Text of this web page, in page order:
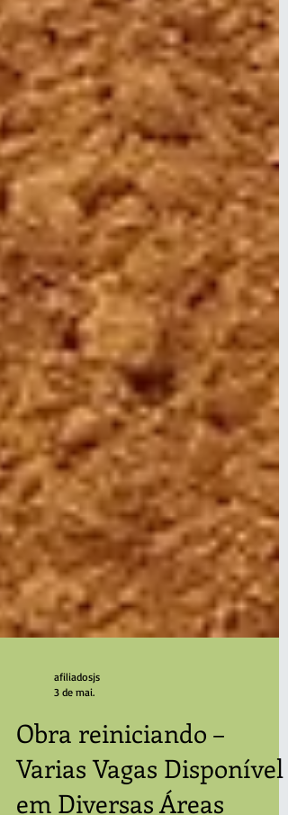
afiliadosjs
3 de mai.
Obra reiniciando –